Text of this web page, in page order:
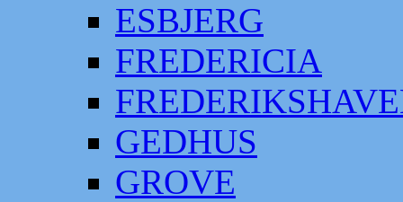
ESBJERG
FREDERICIA
GEDHUS
GROVE